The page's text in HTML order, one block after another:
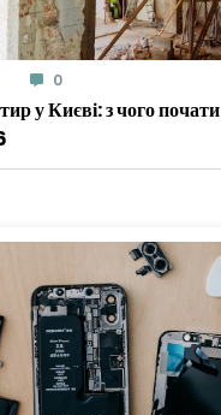
0
у Києві: з чого почати